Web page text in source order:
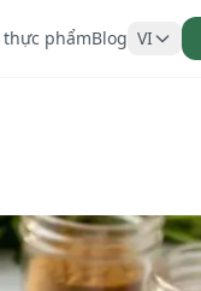
phẩmBlog VI